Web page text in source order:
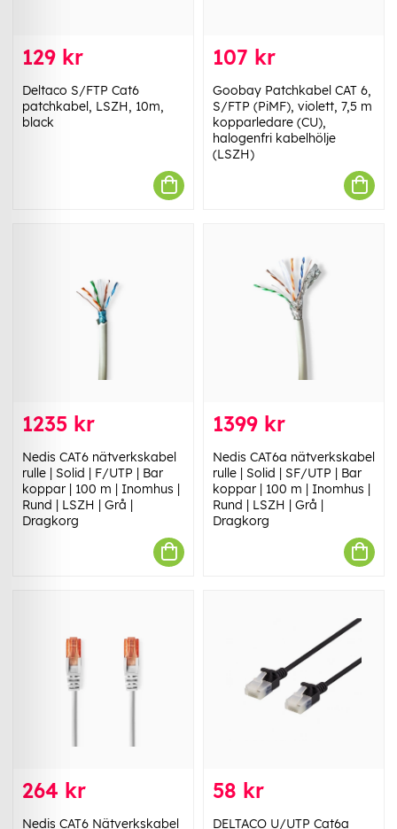
129 kr
Deltaco S/FTP Cat6
patchkabel, LSZH, 10m,
black
107 kr
Goobay Patchkabel CAT 6,
S/FTP (PiMF), violett, 7,5 m
kopparledare (CU),
halogenfri kabelhölje
(LSZH)
1235 kr
Nedis CAT6 nätverkskabel
rulle | Solid | F/UTP | Bar
koppar | 100 m | Inomhus |
Rund | LSZH | Grå |
Dragkorg
1399 kr
Nedis CAT6a nätverkskabel
rulle | Solid | SF/UTP | Bar
koppar | 100 m | Inomhus |
Rund | LSZH | Grå |
Dragkorg
264 kr
Nedis CAT6 Nätverkskabel
58 kr
DELTACO U/UTP Cat6a